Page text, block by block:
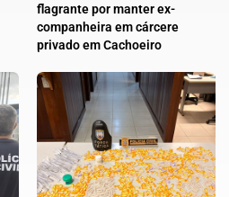
flagrante por manter ex-
companheira em cárcere
privado em Cachoeiro